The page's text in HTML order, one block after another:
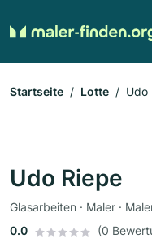
Startseite Lotte Udo
Udo Riepe
Glasarbeiten · Maler ·
0.0
(0